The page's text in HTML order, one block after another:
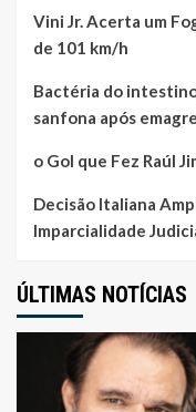
Vini Jr. Acerta um
de 101 km/h
Bactéria do
sanfona após
o Gol que Fez Raúl
Decisão Italiana
Imparcialidade
ÚLTIMAS NOTÍCIAS